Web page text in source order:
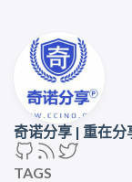
奇诺分享 | 重在分
TAGS